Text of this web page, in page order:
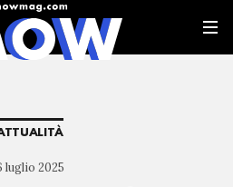
luglio 2025